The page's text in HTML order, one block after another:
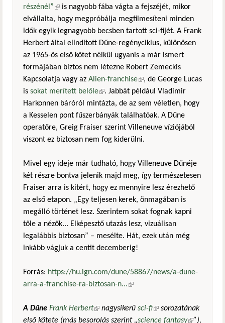
részénél”(külső hivatkozás)
is nagyobb fába vágta a fejszéjét, mikor
elvállalta, hogy megpróbálja megfilmesíteni minden
idők egyik legnagyobb becsben tartott sci-fijét. A Frank
Herbert által elindított Dűne-regényciklus, különösen
az 1965-ös első kötet nélkül ugyanis a már ismert
formájában biztos nem létezne Robert Zemeckis
Kapcsolatja vagy az Alien-franchise(külső hivatkozás)
, de George Lucas
is sokat merített belőle(külső hivatkozás)
. Jabbát például Vladimir
Harkonnen báróról mintázta, de az sem véletlen, hogy
a Kesselen pont fűszerbányák találhatóak. A Dűne
operatőre, Greig Fraiser szerint Villeneuve víziójából
viszont ez biztosan nem fog kiderülni.
Mivel egy ideje már tudható, hogy Villeneuve Dűnéje
két részre bontva jelenik majd meg, így természetesen
Fraiser arra is kitért, hogy ez mennyire lesz érezhető
az első etapon. „Egy teljesen kerek, önmagában is
megálló történet lesz. Szerintem sokat fognak kapni
tőle a nézők... Elképesztő utazás lesz, vizuálisan
legalábbis biztosan” – mesélte. Hát, ezek után még
inkább vágjuk a centit decemberig!
Forrás: https://hu.ign.com/dune/58867/news/a-dune-
arra-a-franchise-ra-biztosan-n...(külső hivatkozás)
A Dűne Frank Herbert(külső hivatkozás)
nagysikerű sci-fi(külső hivatkozás)
sorozatának
első kötete (más besorolás szerint „science fantasy(külső
”),